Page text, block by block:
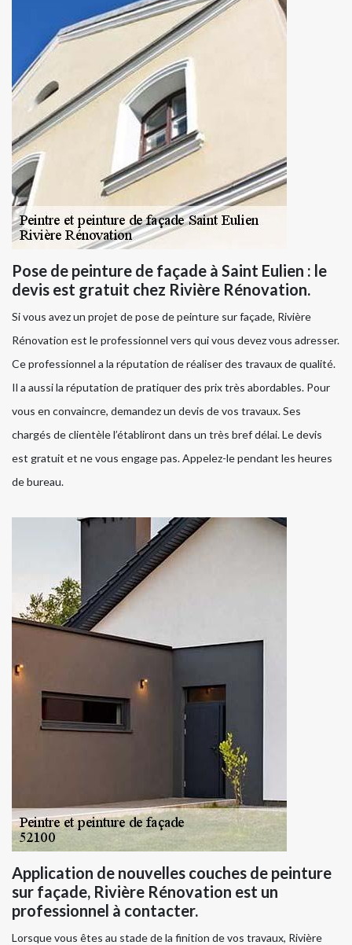
Pose de peinture de façade à Saint Eulien : le
devis est gratuit chez Rivière Rénovation.
Si vous avez un projet de pose de peinture sur façade, Rivière
Rénovation est le professionnel vers qui vous devez vous adresser.
Ce professionnel a la réputation de réaliser des travaux de qualité.
Il a aussi la réputation de pratiquer des prix très abordables. Pour
vous en convaincre, demandez un devis de vos travaux. Ses
chargés de clientèle l’établiront dans un très bref délai. Le devis
est gratuit et ne vous engage pas. Appelez-le pendant les heures
de bureau.
Application de nouvelles couches de peinture
sur façade, Rivière Rénovation est un
professionnel à contacter.
Lorsque vous êtes au stade de la finition de vos travaux, Rivière